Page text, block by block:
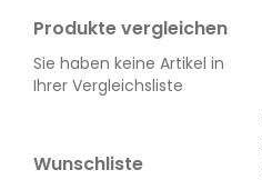
Produkte vergleichen
Sie haben keine Artikel in
Ihrer Vergleichsliste
Wunschliste